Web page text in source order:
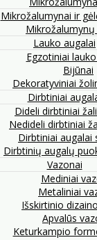
Mikrožalumynai ir
Mikrožalumynų
Lauko augalai
Egzotiniai
Bijūnai
Dekoratyviniai
Dirbtiniai
Dideli dirbtiniai
Nedideli dirbtiniai
Dirbtiniai augalai
Dirbtinių augalų
Vazonai
Mediniai
Metaliniai
Išskirtinio
Apvalūs
Keturkampio